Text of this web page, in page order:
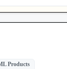
Products